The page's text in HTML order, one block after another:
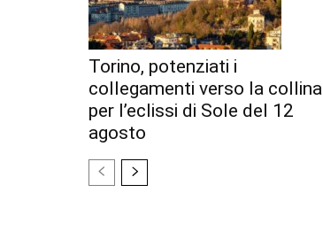
Torino, potenziati i
collegamenti verso la collina
per l’eclissi di Sole del 12
agosto